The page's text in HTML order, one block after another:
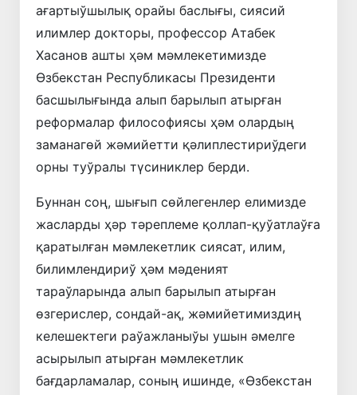
ағартыўшылық орайы баслығы, сиясий
илимлер докторы, профессор Атабек
Хасанов ашты ҳәм мәмлекетимизде
Өзбекстан Республикасы Президенти
басшылығында алып барылып атырған
реформалар философиясы ҳәм олардың
заманагөй жәмийетти қәлиплестириўдеги
орны туўралы түсиниклер берди.
Буннан соң, шығып сөйлегенлер елимизде
жасларды ҳәр тәреплеме қоллап-қуўатлаўға
қаратылған мәмлекетлик сиясат, илим,
билимлендириў ҳәм мәденият
тараўларында алып барылып атырған
өзгерислер, сондай-ақ, жәмийетимиздиң
келешектеги раўажланыўы ушын әмелге
асырылып атырған мәмлекетлик
бағдарламалар, соның ишинде, «Өзбекстан